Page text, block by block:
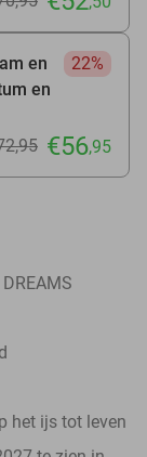
en
en
22%
,95 €56,95
het ijs tot leven